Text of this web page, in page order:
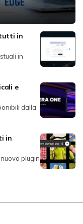
in
in
e
dalla
in
plugin